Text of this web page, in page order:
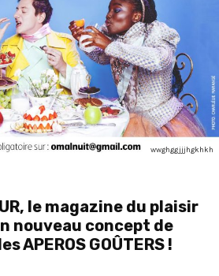
wwghggjjjhgkhkh
le magazine du plaisir
nouveau concept de
APEROS GOÛTERS !